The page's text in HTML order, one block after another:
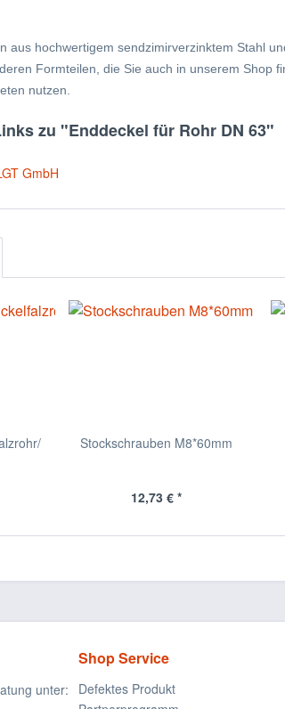
aus hochwertigem sendzimirverzinktem Stahl
Formteilen, die Sie auch in unserem Shop
nutzen.
zu "Enddeckel für Rohr DN 63"
GmbH
Stockschrauben M8*60mm
12,73 € *
unter:
Shop Service
Defektes Produkt